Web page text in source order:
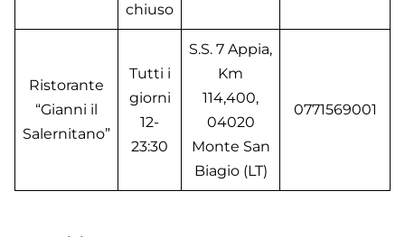
chiuso
Ristorante
“Gianni il
Salernitano”
Tutti i
giorni
12-
23:30
S.S. 7 Appia,
Km
114,400,
04020
Monte San
Biagio (LT)
0771569001